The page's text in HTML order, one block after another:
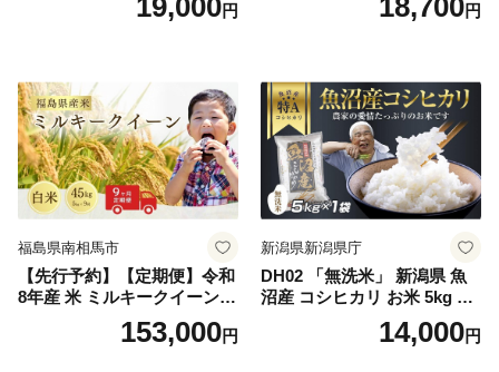
米 10kg 5kg×2 ひのひかり ブ
円
令和7年産 高レビュー｜人気
円
福島県南相馬市
【先行予約】【定期便】令和
8年産 米 ミルキークイーン
白米 45kg (5kg×9回) | ミルキ
ークイーン 米5kg 福島 福島
153,000円
新潟県新潟県庁
DH02 「無洗米」 新潟県 魚
沼産 コシヒカリ お米 5kg こ
しひかり 精米 米（お米の美
味しい炊き方ガイド付き）
14,000円